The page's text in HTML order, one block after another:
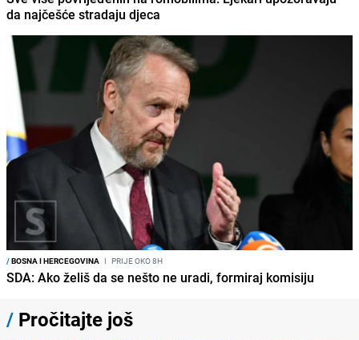
da najčešće stradaju djeca
/BOSNA I HERCEGOVINA I PRIJE OKO 8H
SDA: Ako želiš da se nešto ne uradi, formiraj komisiju
/ Pročitajte još